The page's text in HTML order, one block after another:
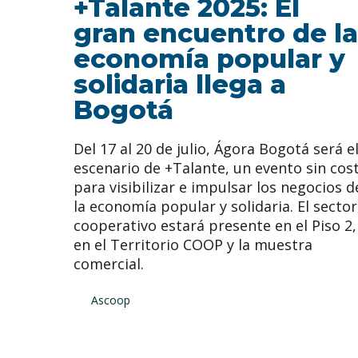
+Talante 2025: El
gran encuentro de la
economía popular y
solidaria llega a
Bogotá
Del 17 al 20 de julio, Ágora Bogotá será el
escenario de +Talante, un evento sin
para visibilizar e impulsar los negocios
la economía popular y solidaria. El sector
cooperativo estará presente en el Piso 2,
en el Territorio COOP y la muestra
comercial.
Ascoop